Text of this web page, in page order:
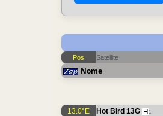
Pos Satellite
Nome
13.0°E Hot Bird 13G 1